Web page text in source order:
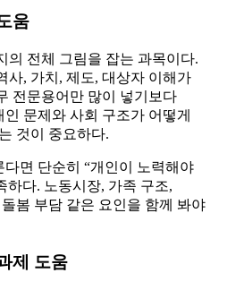
움
의 전체 그림을 잡는 과목이다.
사, 가치, 제도, 대상자 이해가
전문용어만 많이 넣기보다
문제와 사회 구조가 어떻게
것이 중요하다.
면 단순히 “개인이 노력해야
하다. 노동시장, 가족 구조,
봄 부담 같은 요인을 함께 봐야
제 도움